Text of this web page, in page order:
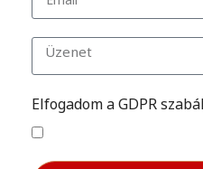
Elfogadom a GDPR